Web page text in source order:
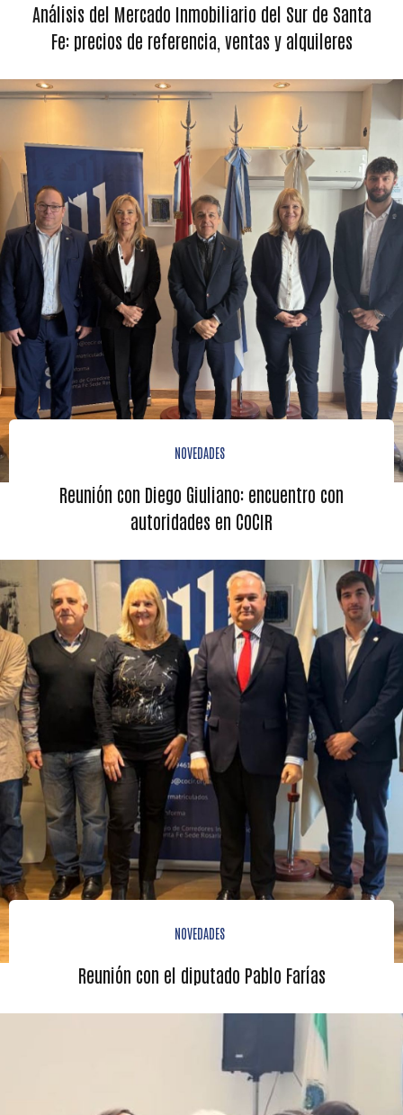
Análisis del Mercado Inmobiliario del Sur de Santa
Fe: precios de referencia, ventas y alquileres
NOVEDADES
Reunión con Diego Giuliano: encuentro con
autoridades en COCIR
NOVEDADES
Reunión con el diputado Pablo Farías